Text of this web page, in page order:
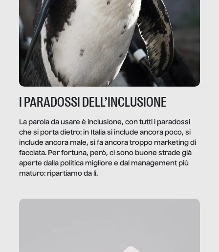
I PARADOSSI DELL’INCLUSIONE
La parola da usare è inclusione, con tutti i paradossi
che si porta dietro: in Italia si include ancora poco, si
include ancora male, si fa ancora troppo marketing di
facciata. Per fortuna, però, ci sono buone strade già
aperte dalla politica migliore e dal management più
maturo: ripartiamo da lì.